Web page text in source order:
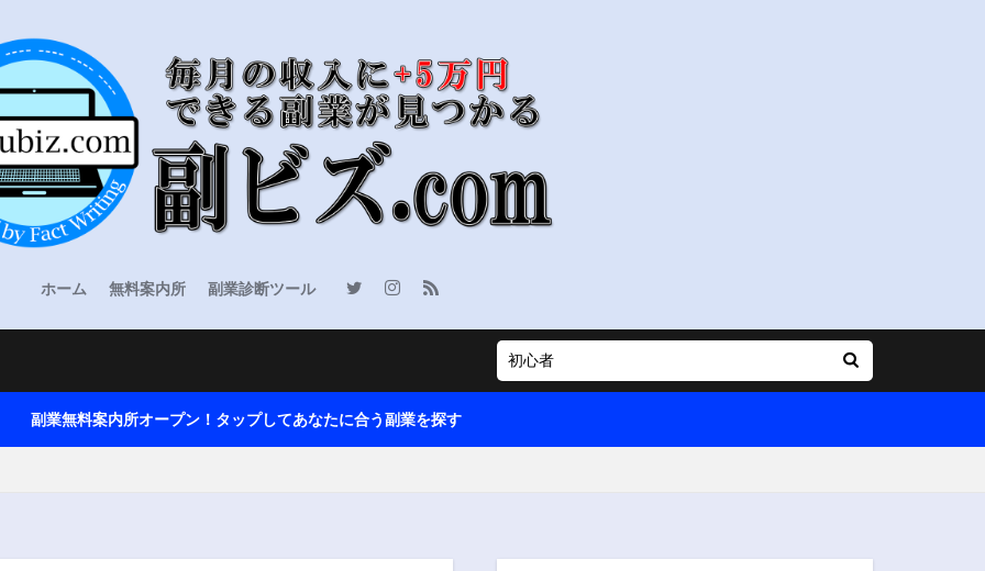
ホーム 無料案内所 副業診断ツール
副業無料案内所オープン！タップしてあなたに合う副業を探す